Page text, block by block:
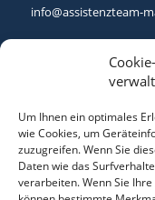
Um Ihnen ein optimales
wie Cookies, um
zuzugreifen. Wenn Sie
Daten wie das
verarbeiten. Wenn Sie
info@assistenzteam-
WEITERE LINKS
Impressum
Datenschutzerklärung